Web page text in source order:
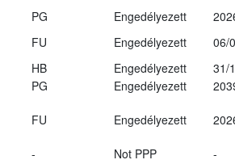
PG Engedélyezett
FU Engedélyezett
06/
HB Engedélyezett
31/
PG Engedélyezett
FU Engedélyezett
- Not PPP
-